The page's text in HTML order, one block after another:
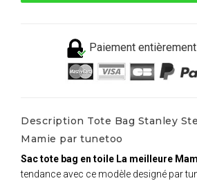
Paiement
Description Tote Bag Stanley
Mamie par tunetoo
Sac tote bag en toile La meilleure
tendance avec ce modèle designé par